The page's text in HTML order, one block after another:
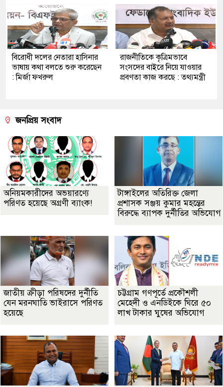
বিরোধী দলের নেতারা হাসিনার
ভাষায় কথা বলতে শুরু করেছেন
: মির্জা ফখরুল
রাজনীতিকে কৃত্রিমভাবে
সংসদের বাইরে নিয়ে যাওয়ার
প্রবণতা কাজ করছে : তথ্যমন্ত্রী
জনপ্রিয় সংবাদ
অনিয়মকারীদের অভয়ারণ্যে
পরিণত হয়েছে অগ্রণী ব্যাংক!
টাঙ্গাইলের অতিরিক্ত জেলা
প্রশাসক সঞ্জয় কুমার মহন্তের
বিরুদ্ধে ব্যাপক দুর্নীতির অভিযোগ
জাতীয় ক্রীড়া পরিষদের দুর্নীতি
যেন মরনঘাতি ভাইরাসে পরিণত
হয়েছে
চট্টগ্রাম গণপূর্তে প্রকৌশলী
মেহেদী ও এনডিইকে ঘিরে ৫০
লাখ টাকার ঘুষের অভিযোগ